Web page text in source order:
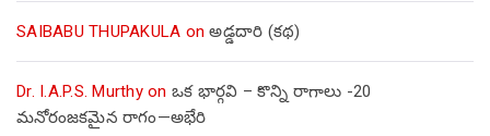
SAIBABU THUPAKULA onఅడ్డదారి (కథ)
Dr. I.A.P.S. Murthyon ఒక భార్గవి – కొన్ని రాగాలు -20
మనోరంజకమైన రాగం—అభేరి